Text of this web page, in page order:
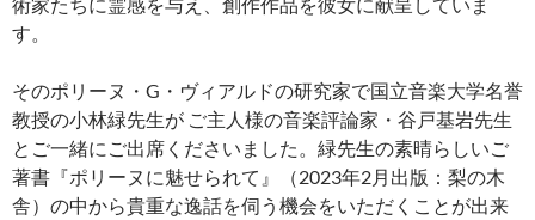
す。
そのポリーヌ・G・ヴィアルドの研究家で国立音楽大学名誉
教授の小林緑先生が ご主人様の音楽評論家・谷戸基岩先生
とご一緒にご出席くださいました。緑先生の素晴らしいご
著書『ポリーヌに魅せられて』（2023年2月出版：梨の木
舎）の中から貴重な逸話を伺う機会をいただくことが出来